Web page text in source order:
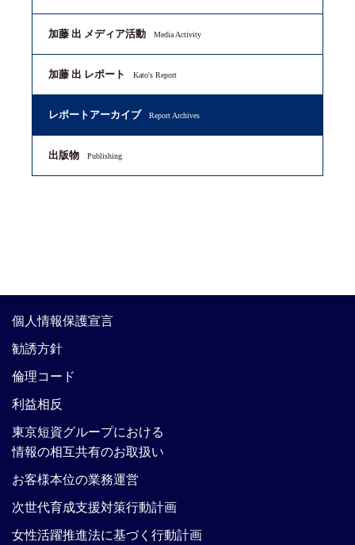
加藤 出 メディア活動 Media Activity
加藤 出 レポート Kato's Report
レポートアーカイブ Report Archives
出版物 Publishing
個人情報保護宣言
勧誘方針
倫理コード
利益相反
東京短資グループにおける
情報の相互共有のお取扱い
お客様本位の業務運営
次世代育成支援対策行動計画
女性活躍推進法に基づく行動計画